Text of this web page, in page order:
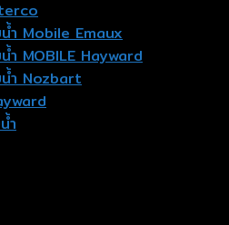
ำ Mobile Emaux
ำ MOBILE Hayward
น้ำ Nozbart
ำ